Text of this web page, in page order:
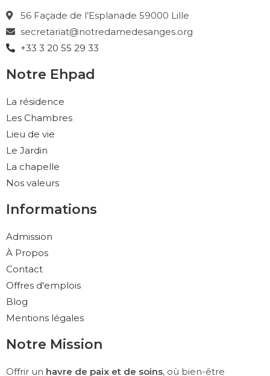
56 Façade de l’Esplanade 59000 Lille
secretariat@notredamedesanges.org
+33 3 20 55 29 33
Notre Ehpad
La résidence
Les Chambres
Lieu de vie
Le Jardin
La chapelle
Nos valeurs
Informations
Admission
À Propos
Contact
Offres d'emplois
Blog
Mentions légales
Notre Mission
Offrir un havre de paix et de soins, où bien-être